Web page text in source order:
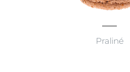
Praliné